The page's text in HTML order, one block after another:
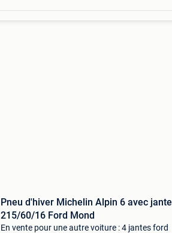
Pneu d'hiver Michelin Alpin 6 avec jante
215/60/16 Ford Mond
En vente pour une autre voiture : 4 jantes ford